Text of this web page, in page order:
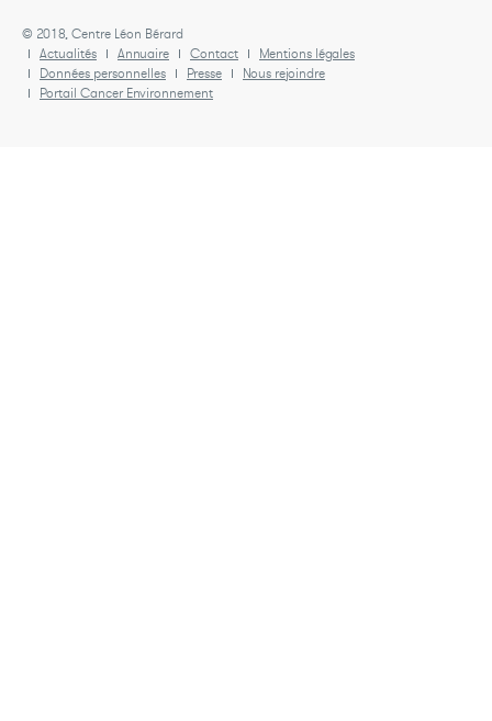
© 2018, Centre Léon Bérard
Actualités
Annuaire Contact
Mentions légales
Données personnelles
Presse
Nous rejoindre
Portail Cancer Environnement